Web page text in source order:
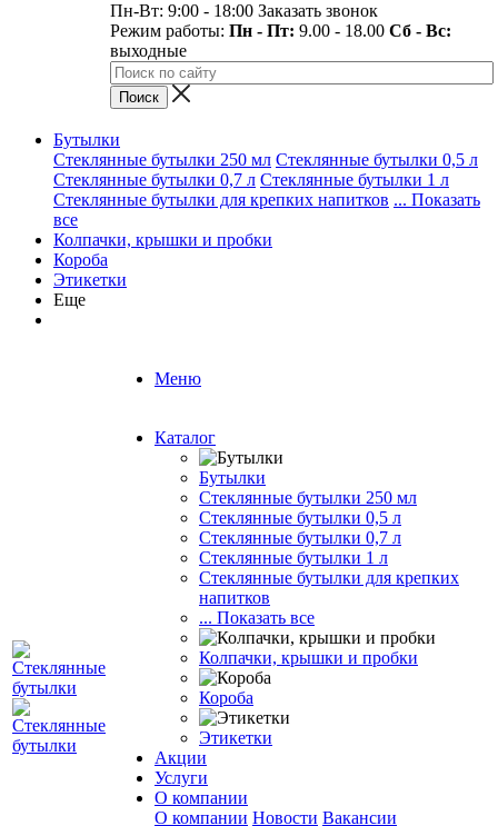
Пн-Вт: 9:00 - 18:00 Заказать звонок
Режим работы: Пн - Пт: 9.00 - 18.00 Сб - Вс:
выходные
Бутылки
Стеклянные бутылки 250 мл Стеклянные бутылки 0,5 л
Стеклянные бутылки 0,7 л Стеклянные бутылки 1 л
Стеклянные бутылки для крепких напитков ... Показать
все
Колпачки, крышки и пробки
Короба
Этикетки
Еще
Меню
Каталог
Бутылки
Стеклянные бутылки 250 мл
Стеклянные бутылки 0,5 л
Стеклянные бутылки 0,7 л
Стеклянные бутылки 1 л
Стеклянные бутылки для крепких
напитков
... Показать все
Колпачки, крышки и пробки
Короба
Этикетки
Акции
Услуги
О компании
О компании Новости Вакансии